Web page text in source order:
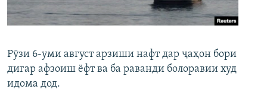
Рӯзи 6-уми август арзиши нафт дар ҷаҳон бори
дигар афзоиш ёфт ва ба раванди болоравии худ
идома дод.